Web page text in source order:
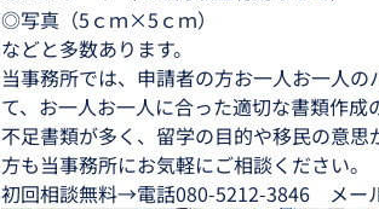
◎写真（5ｃｍ×5ｃｍ）
などと多数あります。
当事務所では、申請者の方お一人お一人
て、お一人お一人に合った適切な書類作成
不足書類が多く、留学の目的や移民の意
方も当事務所にお気軽にご相談ください。
初回相談無料→電話080-5212-3846　メ